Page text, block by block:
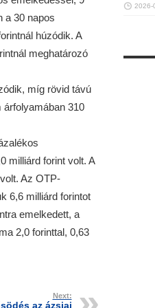
a 30 napos
húzódik. A
meghatározó
míg rövid távú
árfolyamában 310
milliárd forint volt. A
Az OTP-
6,6 milliárd forintot
emelkedett, a
2,0 forinttal, 0,63
Next:
az ázsiai
2026-